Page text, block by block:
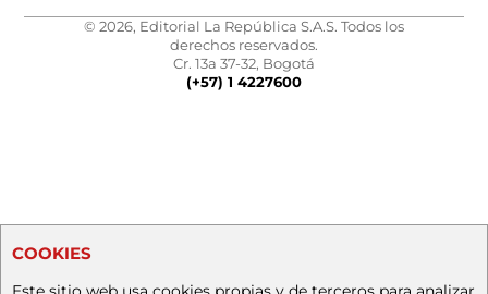
© 2026, Editorial La República S.A.S. Todos los
derechos reservados.
Cr. 13a 37-32, Bogotá
(+57) 1 4227600
COOKIES